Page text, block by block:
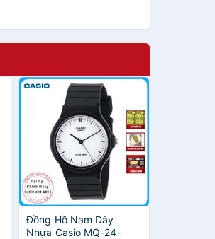
Đồng Hồ Nam Dây
Nhựa Casio MQ-24-